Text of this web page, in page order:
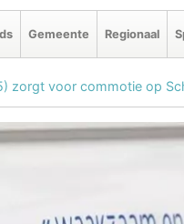
Gemeente Regionaal
zorgt voor commotie op